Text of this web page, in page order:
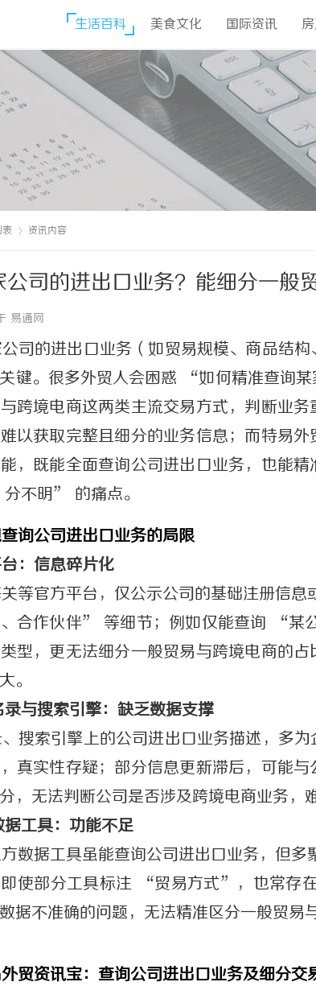
生活百科 美食文化 国际资讯
表 资讯内容
司的进出口业务？能细分一般
易通网
司的进出口业务（如贸易规模、商品结
键。很多外贸人会困惑 “如何精准查询
跨境电商这两类主流交易方式，判断业
以获取完整且细分的业务信息；而特易
，既能全面查询公司进出口业务，也能
不明” 的痛点。
询公司进出口业务的局限
：信息碎片化
等官方平台，仅公示公司的基础注册信
、合作伙伴” 等细节；例如仅能查询 “
型，更无法细分一般贸易与跨境电商的
。
与搜索引擎：缺乏数据支撑
搜索引擎上的公司进出口业务描述，多
真实性存疑；部分信息更新滞后，可能
，无法判断公司是否涉及跨境电商业务，
工具：功能不足
数据工具虽能查询公司进出口业务，但
使部分工具标注 “贸易方式”，也常存
据不准确的问题，无法精准区分一般贸易
贸资讯宝：查询公司进出口业务及细分交
厦门展览公司全方位服务助力企业品牌打造与
市场开拓
武汉配眼镜 上